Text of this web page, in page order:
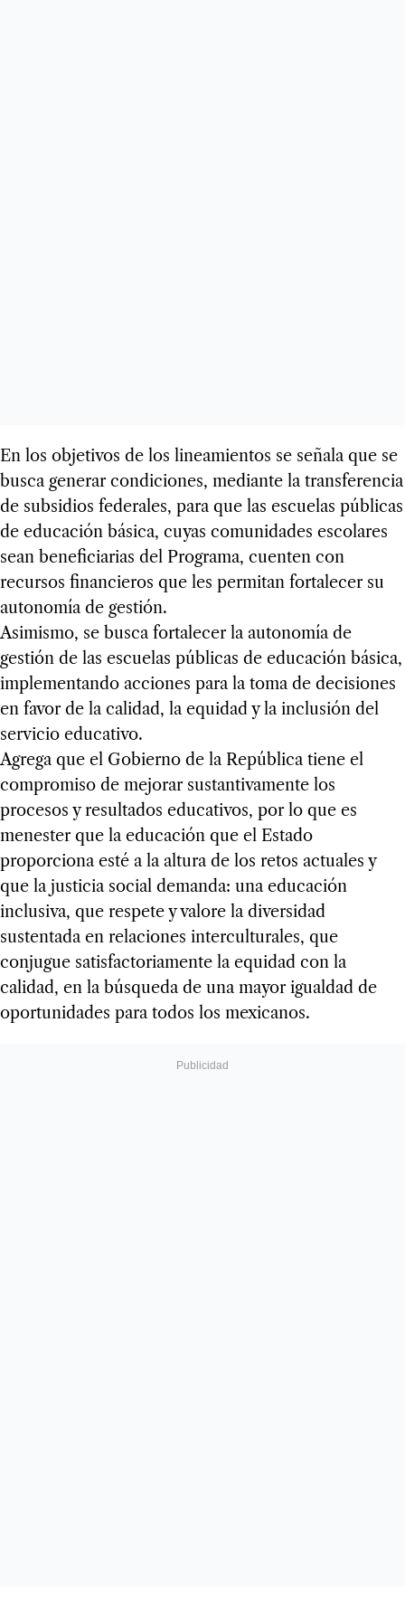
En los objetivos de los lineamientos se señala que se
busca generar condiciones, mediante la transferencia
de subsidios federales, para que las escuelas públicas
de educación básica, cuyas comunidades escolares
sean beneficiarias del Programa, cuenten con
recursos financieros que les permitan fortalecer su
autonomía de gestión.
Asimismo, se busca fortalecer la autonomía de
gestión de las escuelas públicas de educación básica,
implementando acciones para la toma de decisiones
en favor de la calidad, la equidad y la inclusión del
servicio educativo.
Agrega que el Gobierno de la República tiene el
compromiso de mejorar sustantivamente los
procesos y resultados educativos, por lo que es
menester que la educación que el Estado
proporciona esté a la altura de los retos actuales y
que la justicia social demanda: una educación
inclusiva, que respete y valore la diversidad
sustentada en relaciones interculturales, que
conjugue satisfactoriamente la equidad con la
calidad, en la búsqueda de una mayor igualdad de
oportunidades para todos los mexicanos.